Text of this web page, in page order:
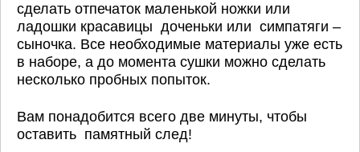
сделать отпечаток маленькой ножки или
ладошки красавицы доченьки или симпатяги –
сыночка. Все необходимые материалы уже есть
в наборе, а до момента сушки можно сделать
несколько пробных попыток.
Вам понадобится всего две минуты, чтобы
оставить памятный след!